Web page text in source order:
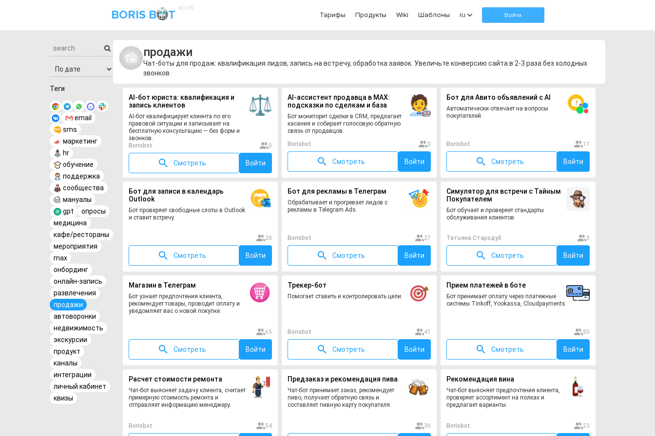
BORIS B T v0.0.15
Тарифы Продукты Wiki Шаблоны ru Войти
Теги
email
sms
маркетинг
hr
обучение
поддержка
сообщества
мануалы
gpt
опросы
медицина
кафе/рестораны
мероприятия
max
онбординг
онлайн-запись
развлечения
продажи
автоворонки
недвижимость
экскурсии
продукт
каналы
интеграции
личный кабинет
квизы
продажи
Чат-боты для продаж: квалификация лидов, запись на встречу, обработка заявок. Увеличьте конверсию сайта в 2-3 раза без холодных
звонков.
AI-бот юриста: квалификация и
запись клиентов
AI-бот квалифицирует клиента по его
правовой ситуации и записывает на
бесплатную консультацию — без форм и
звонков.
Borisbot
0
Смотреть Войти
AI-ассистент продавца в MAX:
подсказки по сделкам и база
знаний
Бот мониторит сделки в CRM, предлагает
касания и собирает голосовую обратную
связь от продавцов.
Borisbot
0
Смотреть Войти
Бот для Авито объявлений с AI
Автоматически отвечает на вопросы
покупателей.
Borisbot 11
Смотреть Войти
Бот для записи в календарь
Outlook
Бот проверяет свободные слоты в Outlook
и ставит встречу.
20
Смотреть Войти
Бот для рекламы в Телеграм
Обрабатывает и прогревает лидов с
рекламы в Telegram Ads.
Borisbot 27
Смотреть Войти
Симулятор для встречи с Тайным
Покупателем
Бот обучает и проверяет стандарты
обслуживания клиентов
Татьяна Стародуб 0
Смотреть Войти
Магазин в Телеграм
Бот узнает предпочтения клиента,
рекомендует товары, проводит оплату и
уведомляет вас о новой покупке.
65
Смотреть Войти
Трекер-бот
Помогает ставить и контролировать цели.
Borisbot 41
Смотреть Войти
Прием платежей в боте
Бот принимает оплату через платежные
системы Tinkoff, Yookassa, Cloudpayments
85
Смотреть Войти
Расчет стоимости ремонта
Чат-бот выясняет задачу клиента, считает
примерную стоимость ремонта и
отправляет информацию менеджеру.
Borisbot 54
Предзаказ и рекомендация пива
Чат-бот принимает заказ, рекомендует
пиво, получает обратную связь и
составляет пивную карту покупателя.
36
Рекомендация вина
Чат-бот выясняет предпочтения клиента,
проверяет ассортимент на полках и
предлагает варианты.
Borisbot 23